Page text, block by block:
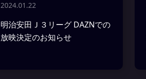
2024.01.22
明治安田Ｊ３リーグ DAZNでの
放映決定のお知らせ